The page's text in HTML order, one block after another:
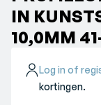
IN
10,0MM
Log in of
kortingen.